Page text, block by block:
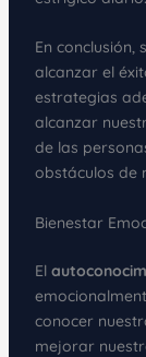
En
alcanzar el
estrategias
alcanzar
de las
obstáculos de
Bienestar
El
conocer
mejorar